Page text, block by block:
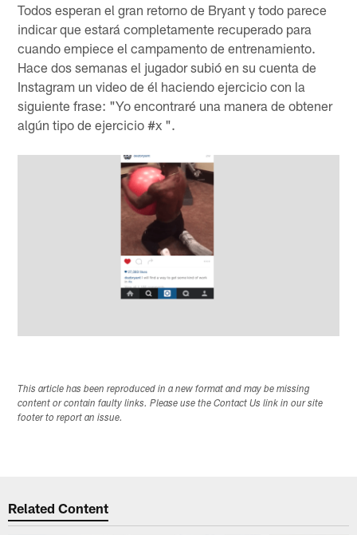
Todos esperan el gran retorno de Bryant y todo parece
indicar que estará completamente recuperado para
cuando empiece el campamento de entrenamiento.
Hace dos semanas el jugador subió en su cuenta de
Instagram un video de él haciendo ejercicio con la
siguiente frase: "Yo encontraré una manera de obtener
algún tipo de ejercicio #x ".
This article has been reproduced in a new format and may be missing
content or contain faulty links. Please use the Contact Us link in our site
footer to report an issue.
Related Content